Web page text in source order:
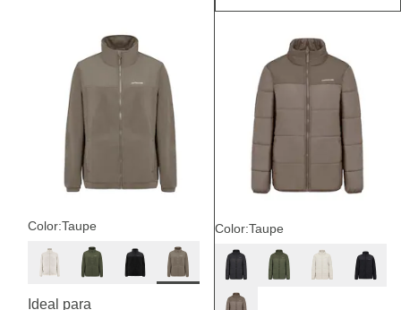
Color:Taupe
Ideal para
Color:Taupe